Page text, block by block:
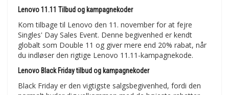
Lenovo 11.11 Tilbud og kampagnekoder
Kom tilbage til Lenovo den 11. november for at fejre
Singles' Day Sales Event. Denne begivenhed er kendt
globalt som Double 11 og giver mere end 20% rabat, når
du indløser den rigtige Lenovo 11.11-kampagnekode.
Lenovo Black Friday tilbud og kampagnekoder
Black Friday er den vigtigste salgsbegivenhed, fordi den